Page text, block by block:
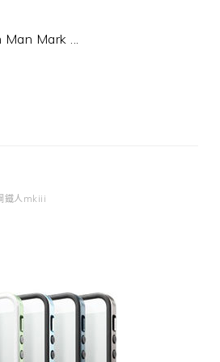
Mark ...
鐵人mkiii